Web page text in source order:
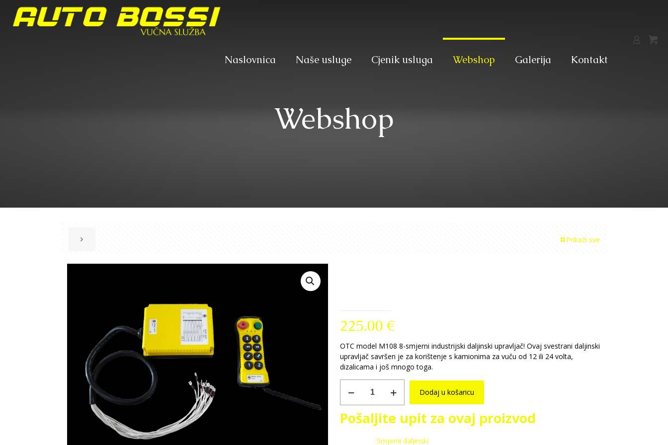
Naslovnica Naše usluge Cjenik usluga Webshop Galerija Kontakt
Webshop
Prikaži sve
225.00 €
OTC model M108 8-smjerni industrijski daljinski upravljač! Ovaj svestrani daljinski
upravljač savršen je za korištenje s kamionima za vuču od 12 ili 24 volta,
dizalicama i još mnogo toga.
OTC
Model
108
8-
Dodaj u košaricu
Pošaljite upit za ovaj proizvod
Smjerni daljinski